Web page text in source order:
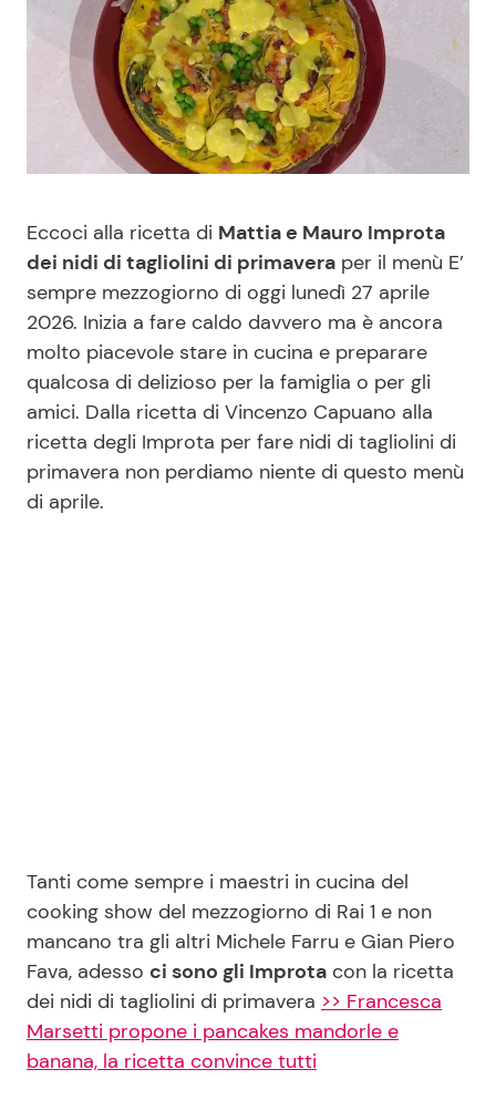
News Spettacolo
Benessere
Mondo Mamma
News benessere
Salute
Viaggi e Turismo
Cucina e Ricette
Consigli di Cucina
Le Ricette in TV
Primi Piatti
Ricette Facili e Veloci
Ricette Feste
Redazione
Contattaci
Privacy Policy
Eccoci alla ricetta di Mattia e Mauro Improta
dei nidi di tagliolini di primavera per il menù E’
sempre mezzogiorno di oggi lunedì 27 aprile
2026. Inizia a fare caldo davvero ma è ancora
molto piacevole stare in cucina e preparare
qualcosa di delizioso per la famiglia o per gli
amici. Dalla ricetta di Vincenzo Capuano alla
ricetta degli Improta per fare nidi di tagliolini di
primavera non perdiamo niente di questo menù
di aprile.
Tanti come sempre i maestri in cucina del
cooking show del mezzogiorno di Rai 1 e non
mancano tra gli altri Michele Farru e Gian Piero
Fava, adesso ci sono gli Improta con la ricetta
dei nidi di tagliolini di primavera >> Francesca
Marsetti propone i pancakes mandorle e
banana, la ricetta convince tutti